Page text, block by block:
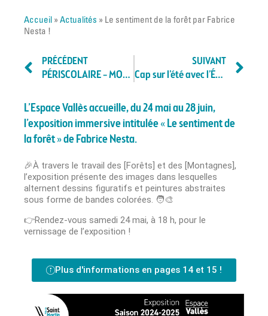
Accueil » Actualités » Le sentiment de la forêt par Fabrice
Nesta !
PRÉCÉDENT
PÉRISCOLAIRE – MOUVEMENT DE GRÈVE DU MARDI 13 MAI 2025
SUIVANT
Cap sur l’été avec l’École municipale des sports !
L’Espace Vallès accueille, du 24 mai au 28 juin,
l’exposition immersive intitulée « Le sentiment de
la forêt » de Fabrice Nesta.
🎉À travers le travail des [Forêts] et des [Montagnes],
l’exposition présente des images dans lesquelles
alternent dessins figuratifs et peintures abstraites
sous forme de bandes colorées. 🧑‍🎨
👉Rendez-vous samedi 24 mai, à 18 h, pour le
vernissage de l’exposition !
Plus d'informations en pages 14 et 15 !